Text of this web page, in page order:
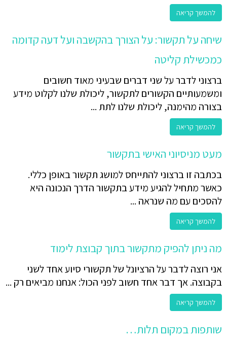
להמשך קריאה
שיחה על תקשור: על הצורך בהקשבה ועל דעה קדומה
כמכשילת קליטה
ברצוני לדבר על שני דברים שבעיני מאוד חשובים
ומשמעותיים הקשורים לתקשור, ליכולת שלנו לקלוט מידע
בצורה מהימנה, ליכולת שלנו לתת ...
להמשך קריאה
מעט מניסיוני האישי בתקשור
בכתבה זו ברצוני להתייחס למושג תקשור באופן כללי.
כאשר מתחיל להגיע מידע בתקשור הדרך הנכונה היא
להסכים עם מה שנראה ...
להמשך קריאה
מה ניתן להפיק מתקשור בתוך קבוצת לימוד
אני רוצה לדבר על הרציונל של תקשורי סיוע אחד לשני
בקבוצה. אך דבר אחד חשוב לפני הכול: אנחנו מביאים רק ...
להמשך קריאה
שותפות במקום תלות…